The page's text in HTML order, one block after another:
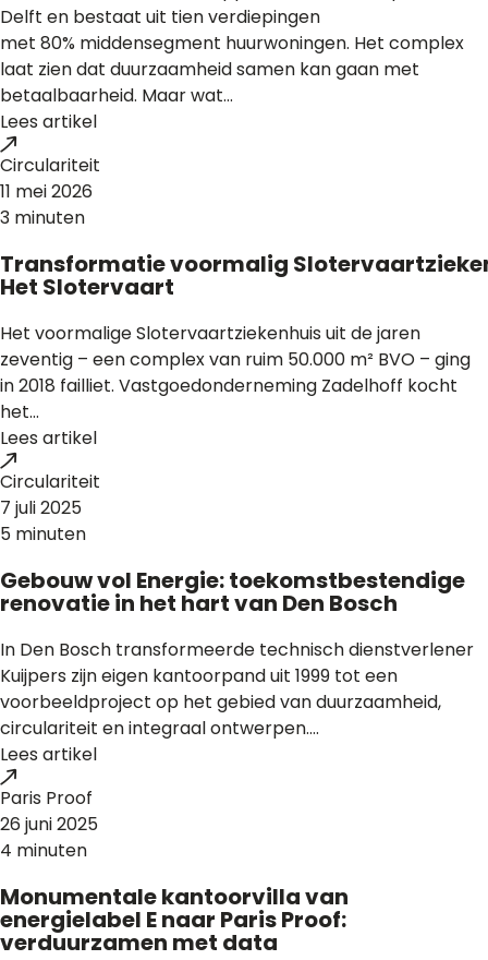
Delft en bestaat uit tien verdiepingen
met 80% middensegment huurwoningen. Het complex
laat zien dat duurzaamheid samen kan gaan met
betaalbaarheid. Maar wat...
Lees artikel
Circulariteit
11 mei 2026
3 minuten
Transformatie voormalig
Het Slotervaart
Het voormalige Slotervaartziekenhuis uit de jaren
zeventig – een complex van ruim 50.000 m² BVO – ging
in 2018 failliet. Vastgoedonderneming Zadelhoff kocht
het...
Lees artikel
Circulariteit
7 juli 2025
5 minuten
Gebouw vol Energie: toekomstbestendige
renovatie in het hart van Den Bosch
In Den Bosch transformeerde technisch dienstverlener
Kuijpers zijn eigen kantoorpand uit 1999 tot een
voorbeeldproject op het gebied van duurzaamheid,
circulariteit en integraal ontwerpen....
Lees artikel
Paris Proof
26 juni 2025
4 minuten
Monumentale kantoorvilla van
energielabel E naar Paris Proof:
verduurzamen met data